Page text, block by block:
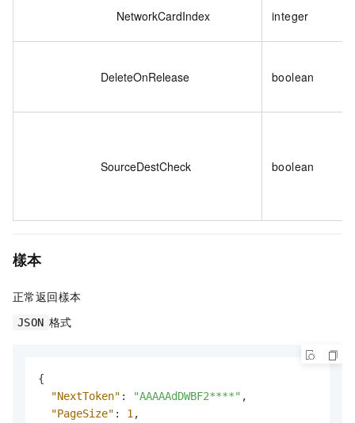
NetworkCardIndex integer
DeleteOnRelease boolean
SourceDestCheck boolean
樣本
正常返回樣本
JSON 格式
{
"NextToken" : "AAAAAdDWBF2****" ,
"PageSize" : 1 ,